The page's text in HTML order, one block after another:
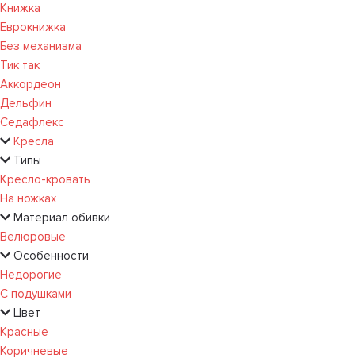
Книжка
Еврокнижка
Без механизма
Тик так
Аккордеон
Дельфин
Седафлекс
Кресла
Типы
Кресло-кровать
На ножках
Материал обивки
Велюровые
Особенности
Недорогие
С подушками
Цвет
Красные
Коричневые